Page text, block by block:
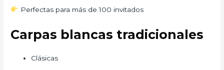
Perfectas para más de 100 invitados
Carpas blancas tradicionales
Clásicas